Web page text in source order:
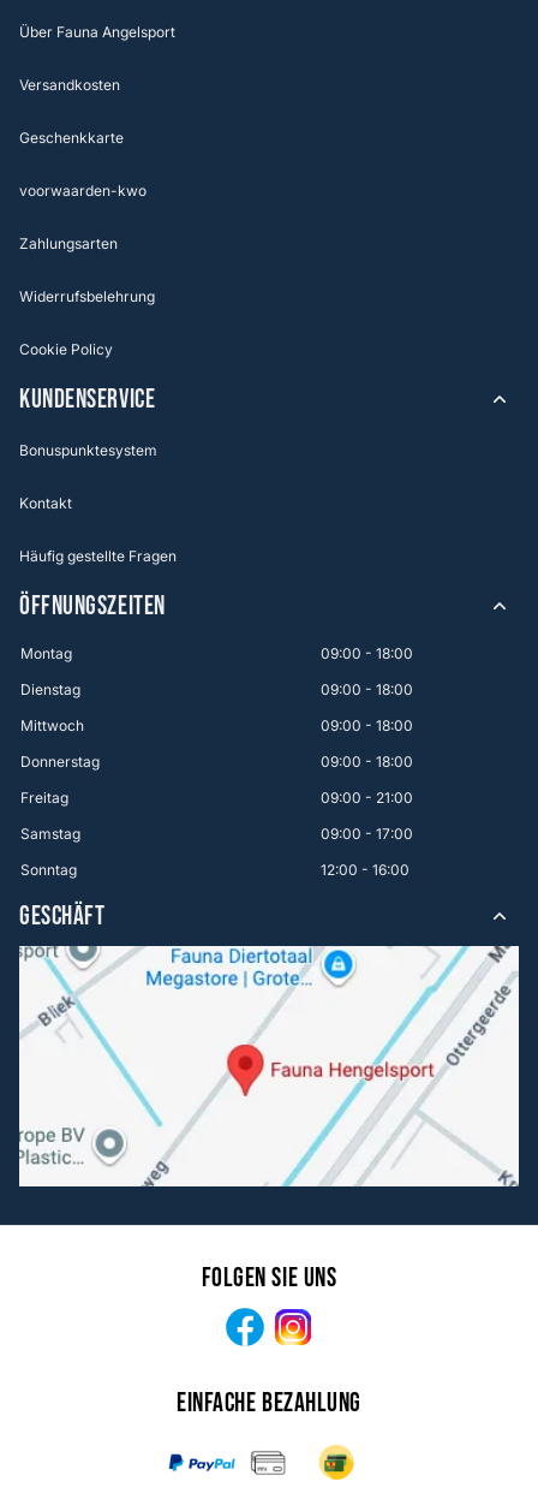
Über Fauna Angelsport
Versandkosten
Geschenkkarte
voorwaarden-kwo
Zahlungsarten
Widerrufsbelehrung
Cookie Policy
KUNDENSERVICE
Bonuspunktesystem
Kontakt
Häufig gestellte Fragen
ÖFFNUNGSZEITEN
Montag
09:00 - 18:00
Dienstag
09:00 - 18:00
Mittwoch
09:00 - 18:00
Donnerstag
09:00 - 18:00
Freitag
09:00 - 21:00
Samstag
09:00 - 17:00
Sonntag
12:00 - 16:00
GESCHÄFT
Folgen Sie uns
Facebook
Einfache Bezahlung